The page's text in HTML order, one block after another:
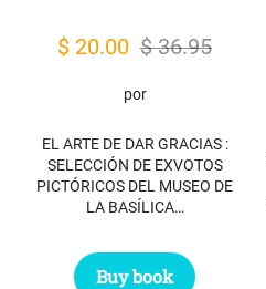
$36.95
Original
$ 36.95.
$ 20.00 Current
$ 20.00.
por
EL ARTE DE DAR GRACIAS :
SELECCIÓN DE EXVOTOS
PICTÓRICOS DEL MUSEO DE
LA BASÍLICA…
Buy book